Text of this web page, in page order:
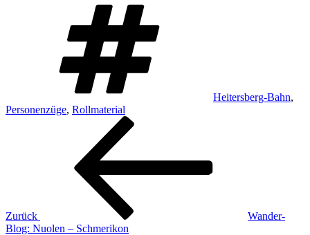
Heitersberg-Bahn,
Personenzüge, Rollmaterial
Beitragsnavigation
Zurück
Wander-
Blog: Nuolen – Schmerikon